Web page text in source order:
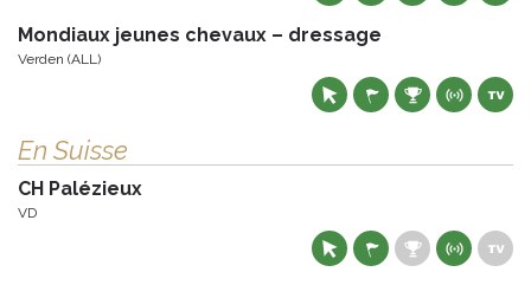
Mondiaux jeunes chevaux – dressage
Verden (ALL)
En Suisse
CH Palézieux
VD